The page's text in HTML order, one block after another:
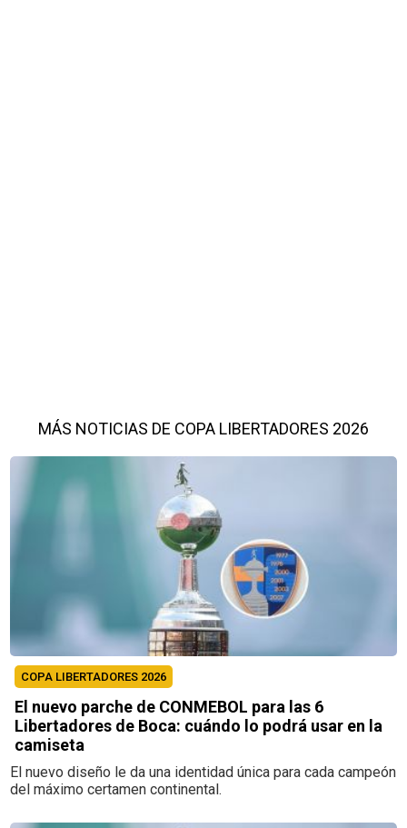
MÁS NOTICIAS DE COPA LIBERTADORES 2026
COPA LIBERTADORES 2026
El nuevo parche de CONMEBOL para las 6
Libertadores de Boca: cuándo lo podrá usar en la
camiseta
El nuevo diseño le da una identidad única para cada campeón
del máximo certamen continental.